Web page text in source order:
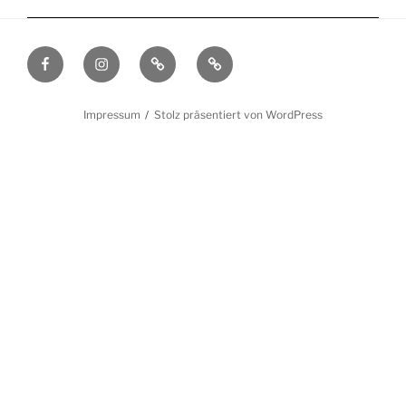
FacebookInstagramFilmmakers.deSchauspielervideos.de
Impressum Stolz präsentiert von WordPress